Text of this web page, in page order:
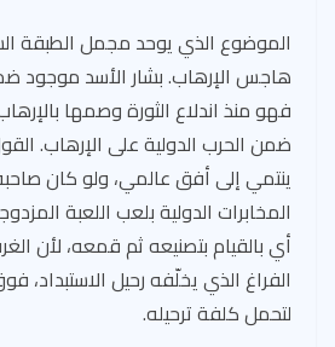
الموضوع الذي يوحد مجمل الطبقة
هاجس الإرهاب. بشار الأسد موجود
فهو منذ اندلاع الثورة وصمها
ضمن الحرب الدولية على الإرهاب.
ينتمي إلى أفق عالمي، ولو كان
المخابرات الدولية بلعب اللعبة
أي بالقيام بتصنيعه ثم قمعه، لأن
الفراغ الذي يخلّفه رحيل الاستبداد،
لتحمل كلفة ترحيله.